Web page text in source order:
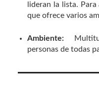
lideran la lista.
que ofrece varios
Ambiente:
personas de todas